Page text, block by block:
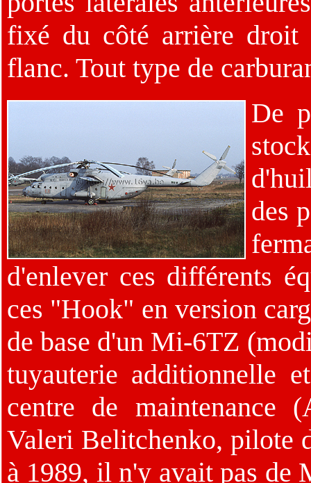
fixé du côté arrière
flanc. Tout type de
De
des
d'enlever ces différents
ces "Hook" en version
de base d'un Mi-6TZ
tuyauterie additionnelle
centre de maintenance
Valeri Belitchenko, pilote
à 1989, il n'y avait pas de